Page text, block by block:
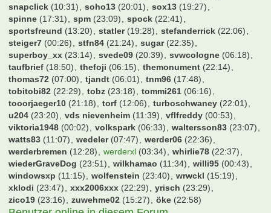
meisi.mevo
(15:43) mic5669 (16:39) michel
(18:53)
michel66
(22:40) mig71 (20:53) milano_2001
mkas
mm_aa_ii_kk (19:04) mokkatoni
(17:57)
molokoplus
(20:58) monte (06:34) moody blues
mops1980(00:44) mrmicman2000 (22:46) mucfan
(22:53)
(20:07) nittom (15:21) norwegerr
(19:30)
nullneuner(16:05) nurderrwe (23:47) okocha90
(17:06) pega(02:10)
(23:26)
(23:01) podollski92 (23:40)
protom
(11:08) (06:28) rainervfb
(18:07)
(23:25) rausmade (00:27) redMUC
reichireich
(23:27) (23:16) retes (09:17) rob077
roque (22:03) rosch92 (23:41) roter
(12:01)
(06:37) sanja(01:25) saschku
(00:26)
(23:02) schlottcity (01:42) schnudi
(00:37)
schraube
(18:37) schuettepott (22:31) schwarzer100
scorerking
(17:43) sd38 (20:09) sebacruz
(12:28)